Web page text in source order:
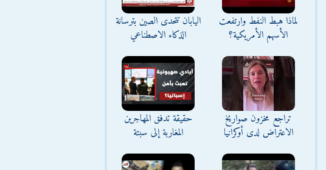
لماذا هبط النفط وارتفعت
الأسهم الأمريكية؟
اليابان تتحدى الصين بترسانة
الذكاء الاصطناعي
تراجع مخزون صواريخ
الاعتراض لدى أوكرانيا
حقيقة تدفق المهاجرين
المغاربة إلى سبتة